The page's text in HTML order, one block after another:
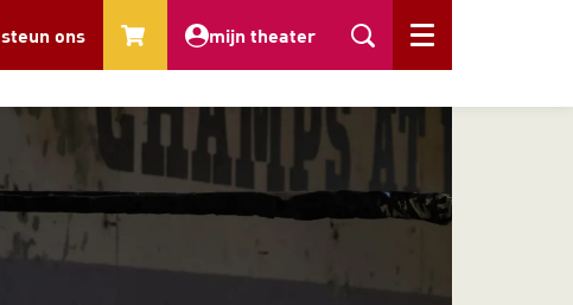
steun ons mijn theater Menu